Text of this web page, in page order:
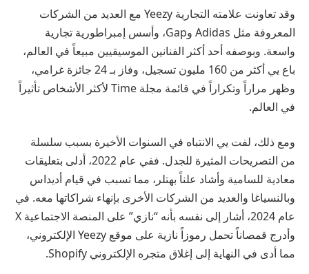
وقد تعاونت علامته التجارية Yeezy مع العديد من الشركات
المعروفة مثل Adidas وGap، وأسس إمبراطورية تجارية
واسعة. وبوصفه أحد أكثر الفنانين الموسيقيين مبيعاً في العالم،
باع يي أكثر من 160 مليون تسجيل، وفاز بـ 24 جائزة غرامي،
وظهر مراراً وتكراراً في قائمة مجلة Time لأكثر الأشخاص تأثيراً
في العالم.
ومع ذلك، لفت يي الانتباه في السنوات الأخيرة بسبب سلسلة
من التصريحات المثيرة للجدل. ففي عام 2022، أدلى بتعليقات
معادية للسامية وأشاد علناً بهتلر، مما تسبب في قيام أديداس
وبالنسياغا والعديد من الشركات الأخرى بإنهاء شراكاتها معه. في
عام 2024، أشار إلى نفسه بأنه “نازي” على المنصة الاجتماعية X
وأدرج قمصاناً تحمل رموزاً نازية على موقع Yeezy الإلكتروني،
مما أدى في النهاية إلى إغلاق متجره الإلكتروني Shopify.